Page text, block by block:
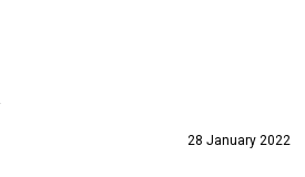
28 January 2022